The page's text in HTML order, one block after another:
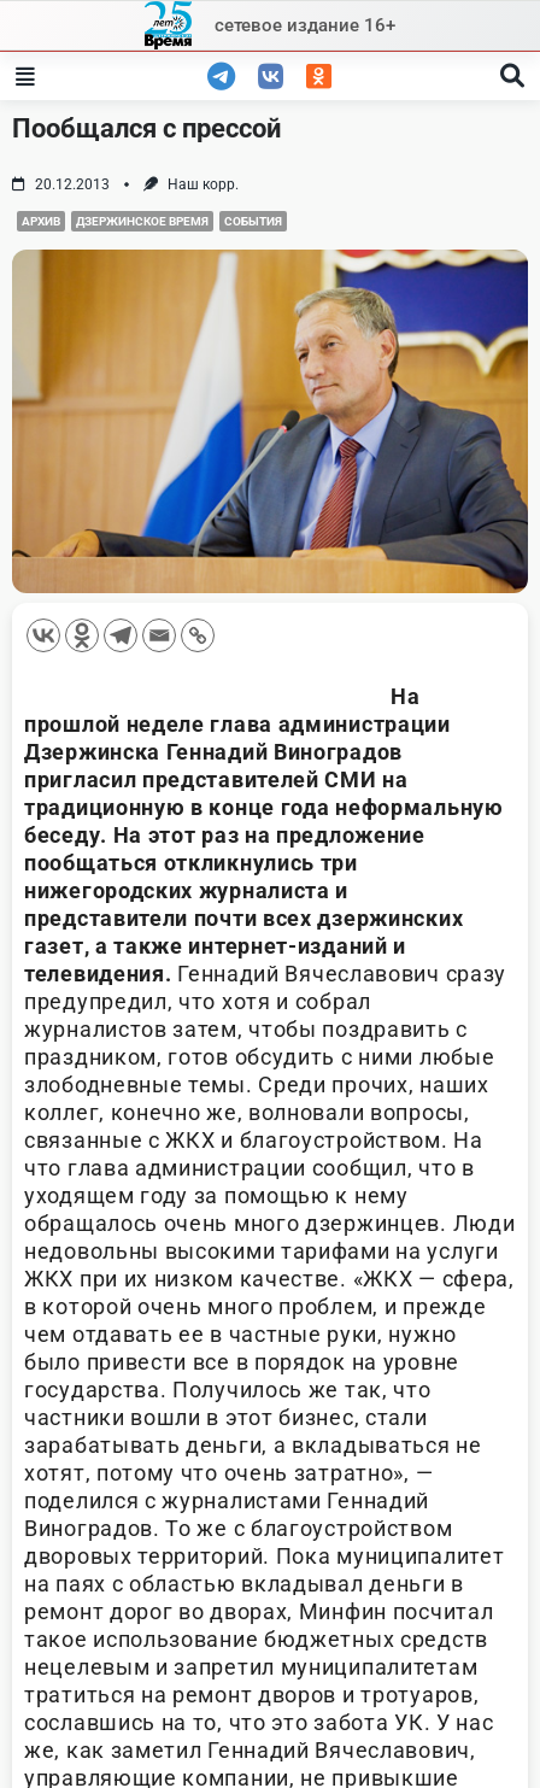
content
сетевое издание 16+
Пообщался с прессой
20.12.2013 Наш корр.
АРХИВ ДЗЕРЖИНСКОЕ ВРЕМЯ СОБЫТИЯ
На
прошлой неделе глава администрации
Дзержинска Геннадий Виноградов
пригласил представителей СМИ на
традиционную в конце года неформальную
беседу. На этот раз на предложение
пообщаться откликнулись три
нижегородских журналиста и
представители почти всех дзержинских
газет, а также интернет-изданий и
телевидения. Геннадий Вячеславович сразу
предупредил, что хотя и собрал
журналистов затем, чтобы поздравить с
праздником, готов обсудить с ними любые
злободневные темы. Среди прочих, наших
коллег, конечно же, волновали вопросы,
связанные с ЖКХ и благоустройством. На
что глава администрации сообщил, что в
уходящем году за помощью к нему
обращалось очень много дзержинцев. Люди
недовольны высокими тарифами на услуги
ЖКХ при их низком качестве. «ЖКХ — сфера,
в которой очень много проблем, и прежде
чем отдавать ее в частные руки, нужно
было привести все в порядок на уровне
государства. Получилось же так, что
частники вошли в этот бизнес, стали
зарабатывать деньги, а вкладываться не
хотят, потому что очень затратно», —
поделился с журналистами Геннадий
Виноградов. То же с благоустройством
дворовых территорий. Пока муниципалитет
на паях с областью вкладывал деньги в
ремонт дорог во дворах, Минфин посчитал
такое использование бюджетных средств
нецелевым и запретил муниципалитетам
тратиться на ремонт дворов и тротуаров,
сославшись на то, что это забота УК. У нас
же, как заметил Геннадий Вячеславович,
управляющие компании, не привыкшие